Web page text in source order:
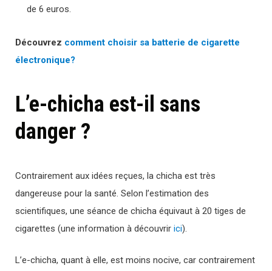
de 6 euros.
Découvrez comment choisir sa batterie de cigarette
électronique?
L’e-chicha est-il sans
danger ?
Contrairement aux idées reçues, la chicha est très
dangereuse pour la santé. Selon l’estimation des
scientifiques, une séance de chicha équivaut à 20 tiges de
cigarettes (une information à découvrir ici).
L’e-chicha, quant à elle, est moins nocive, car contrairement